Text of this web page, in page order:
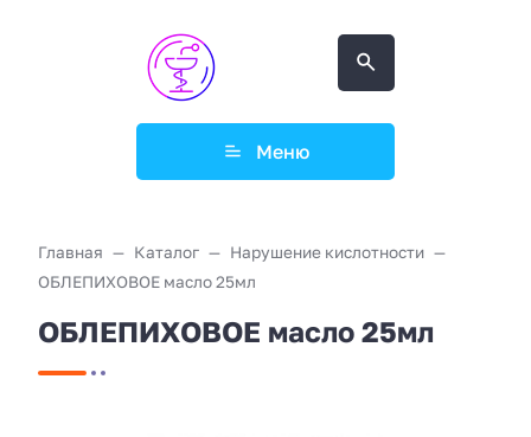
Меню
Главная Каталог
Нарушение кислотности
ОБЛЕПИХОВОЕ масло 25мл
ОБЛЕПИХОВОЕ масло 25мл